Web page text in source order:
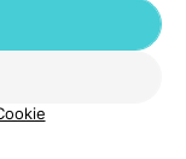
Республика Беларусь,